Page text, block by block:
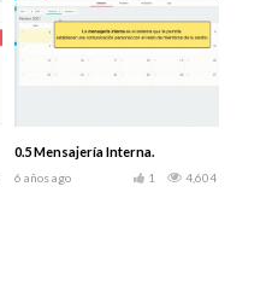
0.5 Mensajería Interna.
6 años ago 4,604
1